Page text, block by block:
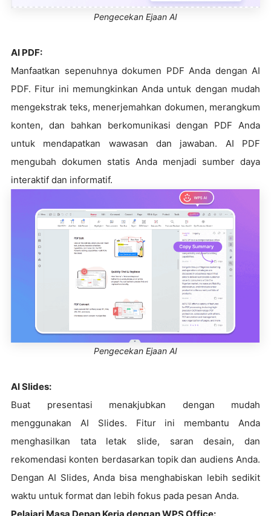
Pengecekan Ejaan AI
AI PDF:
Manfaatkan sepenuhnya dokumen PDF Anda dengan AI
PDF. Fitur ini memungkinkan Anda untuk dengan mudah
mengekstrak teks, menerjemahkan dokumen, merangkum
konten, dan bahkan berkomunikasi dengan PDF Anda
untuk mendapatkan wawasan dan jawaban. AI PDF
mengubah dokumen statis Anda menjadi sumber daya
interaktif dan informatif.
Pengecekan Ejaan AI
AI Slides:
Buat presentasi menakjubkan dengan mudah
menggunakan AI Slides. Fitur ini membantu Anda
menghasilkan tata letak slide, saran desain, dan
rekomendasi konten berdasarkan topik dan audiens Anda.
Dengan AI Slides, Anda bisa menghabiskan lebih sedikit
waktu untuk format dan lebih fokus pada pesan Anda.
Pelajari Masa Depan Kerja dengan WPS Office: